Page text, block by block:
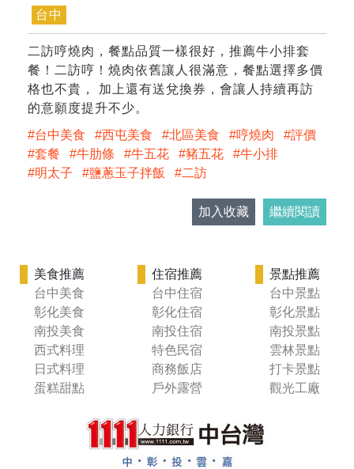
台中
二訪哼燒肉，餐點品質一樣很好，推薦牛小排套
餐！二訪哼！燒肉依舊讓人很滿意，餐點選擇多價
格也不貴， 加上還有送兌換券，會讓人持續再訪
的意願度提升不少。
台中美食
西屯美食 北區美食 哼燒肉
評價
套餐
牛肋條 牛五花 豬五花
牛小排
明太子
鹽蔥玉子拌飯 二訪
加入收藏 繼續閱讀
美食推薦
台中美食
彰化美食
南投美食
西式料理
日式料理
蛋糕甜點
住宿推薦
台中住宿
彰化住宿
南投住宿
特色民宿
商務飯店
戶外露營
景點推薦
台中景點
彰化景點
南投景點
雲林景點
打卡景點
觀光工廠